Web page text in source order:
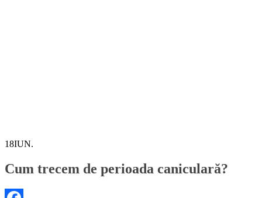
18IUN.
Cum trecem de perioada caniculară?